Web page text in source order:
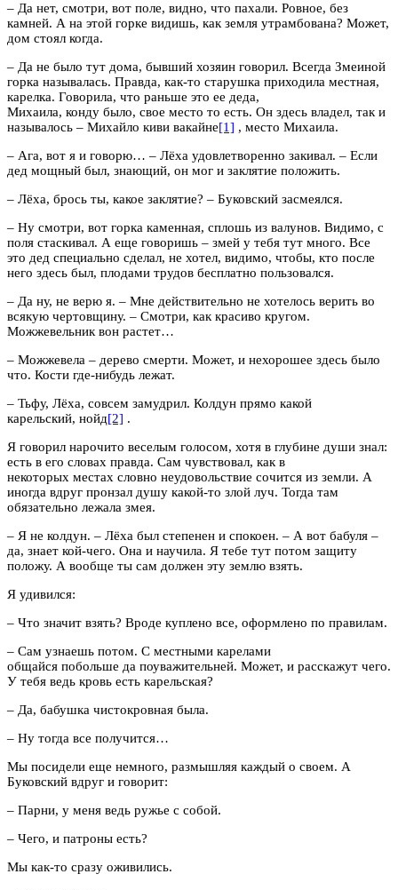
– Да нет, смотри, вот поле, видно, что пахали. Ровное, без
камней. А на этой горке видишь, как земля утрамбована? Может,
дом стоял когда.
– Да не было тут дома, бывший хозяин говорил. Всегда Змеиной
горка называлась. Правда, как-то старушка приходила местная,
карелка. Говорила, что раньше это ее деда,
Михаила, конду было, свое место то есть. Он здесь владел, так и
называлось – Михайло киви вакайне[1] , место Михаила.
– Ага, вот я и говорю… – Лёха удовлетворенно закивал. – Если
дед мощный был, знающий, он мог и заклятие положить.
– Лёха, брось ты, какое заклятие? – Буковский засмеялся.
– Ну смотри, вот горка каменная, сплошь из валунов. Видимо, с
поля стаскивал. А еще говоришь – змей у тебя тут много. Все
это дед специально сделал, не хотел, видимо, чтобы, кто после
него здесь был, плодами трудов бесплатно пользовался.
– Да ну, не верю я. – Мне действительно не хотелось верить во
всякую чертовщину. – Смотри, как красиво кругом.
Можжевельник вон растет…
– Можжевела – дерево смерти. Может, и нехорошее здесь было
что. Кости где-нибудь лежат.
– Тьфу, Лёха, совсем замудрил. Колдун прямо какой
карельский, нойд[2] .
Я говорил нарочито веселым голосом, хотя в глубине души знал:
есть в его словах правда. Сам чувствовал, как в
некоторых местах словно неудовольствие сочится из земли. А
иногда вдруг пронзал душу какой-то злой луч. Тогда там
обязательно лежала змея.
– Я не колдун. – Лёха был степенен и спокоен. – А вот бабуля –
да, знает кой-чего. Она и научила. Я тебе тут потом защиту
положу. А вообще ты сам должен эту землю взять.
Я удивился:
– Что значит взять? Вроде куплено все, оформлено по правилам.
– Сам узнаешь потом. С местными карелами
общайся побольше да поуважительней. Может, и расскажут чего.
У тебя ведь кровь есть карельская?
– Да, бабушка чистокровная была.
– Ну тогда все получится…
Мы посидели еще немного, размышляя каждый о своем. А
Буковский вдруг и говорит:
– Парни, у меня ведь ружье с собой.
– Чего, и патроны есть?
Мы как-то сразу оживились.